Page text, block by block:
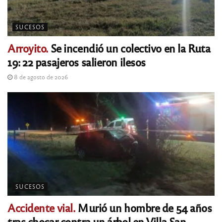
SUCESOS
Arroyito. Se incendió un colectivo en la Ruta
19: 22 pasajeros salieron ilesos
8 de agosto de 2026
SUCESOS
Accidente vial.Murió un hombre de 54 años